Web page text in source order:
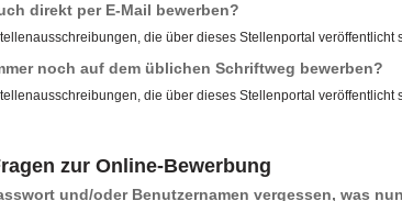
direkt per E-Mail bewerben?
die über dieses Stellenportal
noch auf dem üblichen Schriftweg bewerben?
die über dieses Stellenportal
zur Online-Bewerbung
und/oder Benutzernamen vergessen, was